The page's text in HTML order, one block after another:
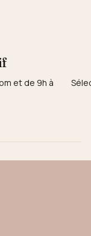
et de 9h à